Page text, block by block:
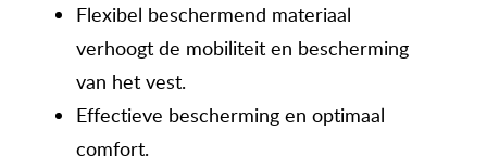
Flexibel beschermend materiaal
verhoogt de mobiliteit en bescherming
van het vest.
Effectieve bescherming en optimaal
comfort.